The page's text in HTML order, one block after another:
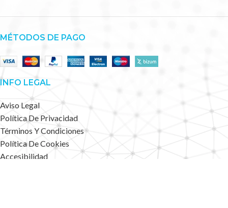
MÉTODOS DE PAGO
INFO LEGAL
Aviso Legal
Política De Privacidad
Términos Y Condiciones
Política De Cookies
Accesibilidad